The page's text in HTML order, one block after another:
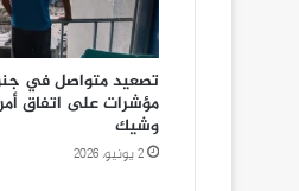
تصعيد متواصل في
مؤشرات على اتفاق
وشيك
2 يونيو، 2026